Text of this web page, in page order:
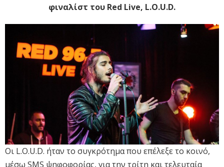
φιναλίστ του Red Live, L.O.U.D.
Οι L.O.U.D. ήταν το συγκρότημα που επέλεξε το κοινό,
μέσω SMS ψηφοφορίας, για την τρίτη και τελευταία